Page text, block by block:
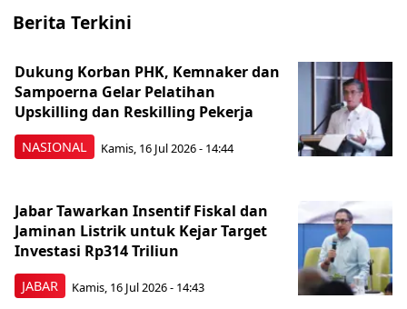
Berita Terkini
NASIONAL
Dukung Korban PHK, Kemnaker dan
Sampoerna Gelar Pelatihan
Upskilling dan Reskilling Pekerja
Kamis, 16 Jul 2026 - 14:44
JABAR
Jabar Tawarkan Insentif Fiskal dan
Jaminan Listrik untuk Kejar Target
Investasi Rp314 Triliun
Kamis, 16 Jul 2026 - 14:43